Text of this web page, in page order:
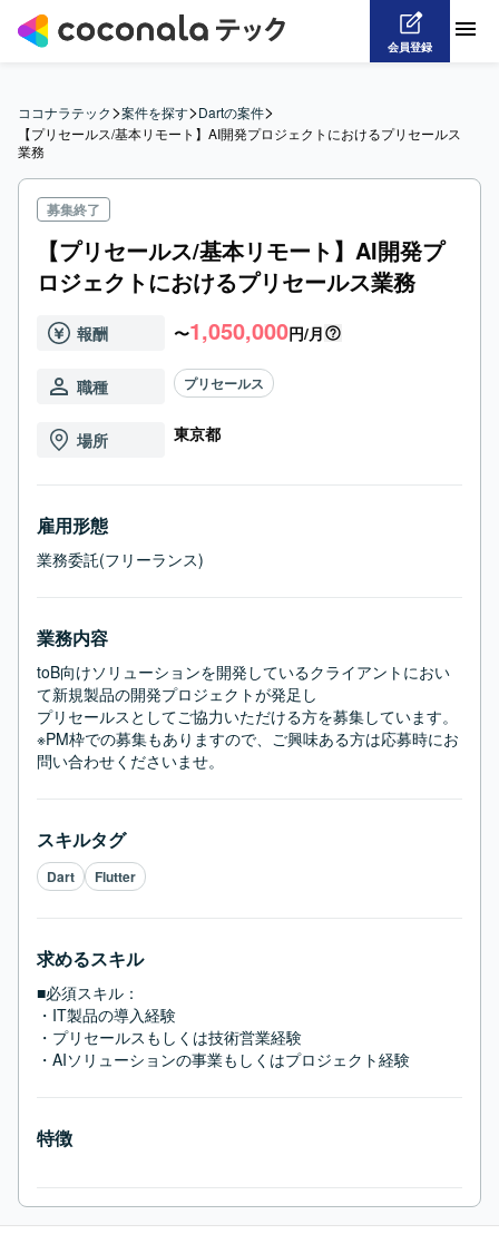
会員登録
ココナラテック>案件を探す>Dartの案件>
【プリセールス/基本リモート】AI開発プロジェクトにおけるプリセールス
業務
募集終了
【プリセールス/基本リモート】AI開発プ
ロジェクトにおけるプリセールス業務
報酬 〜1,050,000円/月
職種 プリセールス
場所 東京都
雇用形態
業務委託(フリーランス)
業務内容
toB向けソリューションを開発しているクライアントにおい
て新規製品の開発プロジェクトが発足し
プリセールスとしてご協力いただける方を募集しています。
※PM枠での募集もありますので、ご興味ある方は応募時にお
問い合わせくださいませ。
スキルタグ
Dart Flutter
求めるスキル
■必須スキル：
・IT製品の導入経験
・プリセールスもしくは技術営業経験
・AIソリューションの事業もしくはプロジェクト経験
特徴